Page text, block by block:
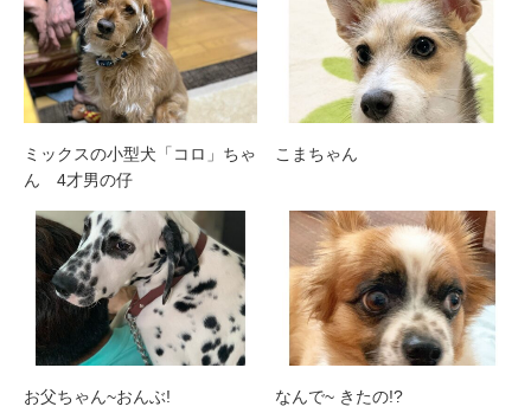
ミックスの小型犬「コロ」ちゃ
ん 4才男の仔
こまちゃん
お父ちゃん~おんぶ! なんで~ きたの!?